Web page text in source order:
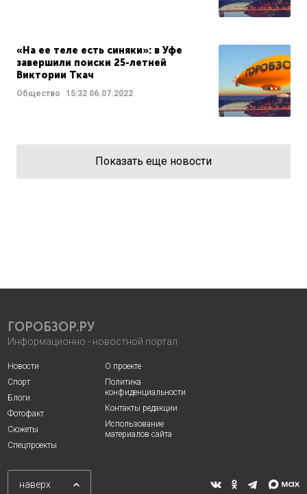
«На ее теле есть синяки»: в Уфе
завершили поиски 25-летней
Виктории Ткач
Общество 15:32 06.07.2022
Показать еще новости
ГОРОБЗОР.РУ
Информационно - новостной портал
Новости
Спорт
Блоги
Фотофакт
Сюжеты
Спецпроекты
О проекте
Политика
конфиденциальности
Контакты редакции
Использование
материалов сайта
наверх